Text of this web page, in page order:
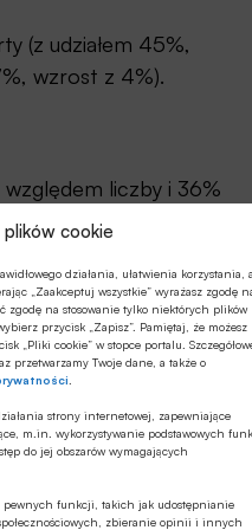
cookie
działania, ułatwienia korzystania, a
„Zaakceptuj wszystkie” wyrażasz zgodę
zgodę na stosowanie tylko niektórych plików
przycisk „Zapisz”. Pamiętaj, że możesz
„Pliki cookie” w stopce portalu.
przetwarzamy Twoje dane, a także o
strony internetowej, zapewniające
m.in. wykorzystywanie podstawowych
do jej obszarów wymagających
pewnych funkcji, takich jak udostępnianie
zbieranie opinii i innych
(z udziałem 45%,
wzrost z 4%).
liczby i 36%
z 2022 r.
za 48% transakcji, a
mobilne, które
woli płacić
a 23% nie ma